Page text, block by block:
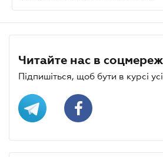
Читайте нас в
Підпишіться, щоб бути в курсі